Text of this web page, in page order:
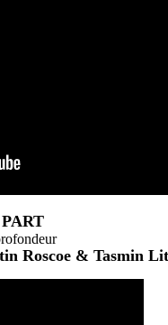
Roscoe & Tasmin